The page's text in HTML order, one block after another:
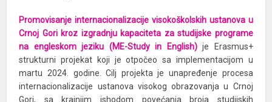
Promovisanje internacionalizacije visokoškolskih ustanova u
Crnoj Gori kroz izgradnju kapaciteta za studijske programe
na engleskom jeziku (ME-Study in English)je Erasmus+
strukturni projekat koji je otpočeo sa implementacijom u
martu 2024. godine. Cilj projekta je unapređenje procesa
internacionalizacije ustanova visokog obrazovanja u Crnoj
Gori, sa krajnjim ishodom povećanja broja studijskih